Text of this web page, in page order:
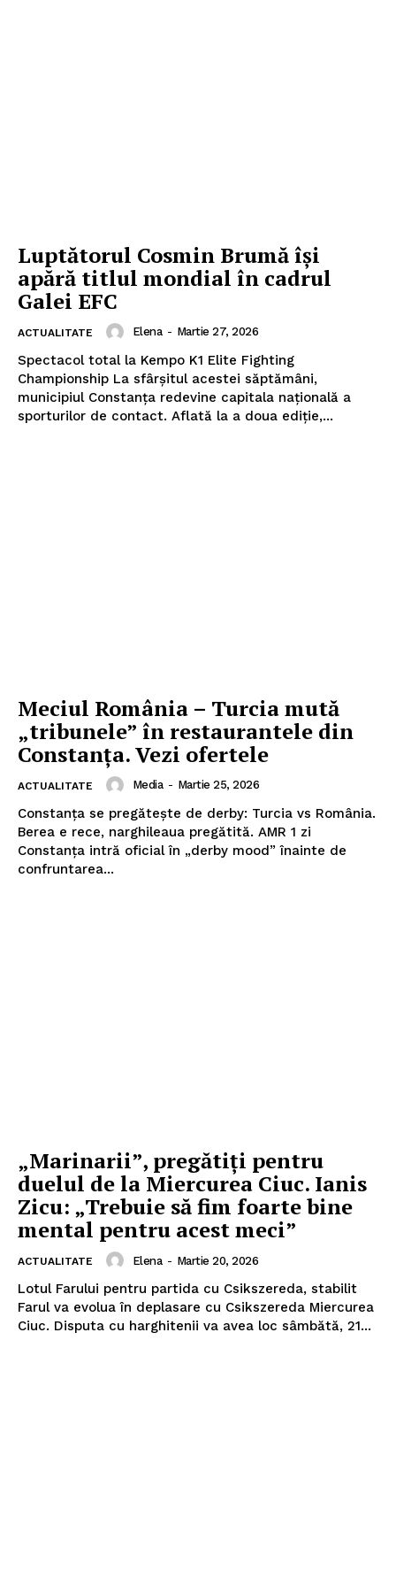
Luptătorul Cosmin Brumă își
apără titlul mondial în cadrul
Galei EFC
ACTUALITATE Elena - Martie 27, 2026
Spectacol total la Kempo K1 Elite Fighting
Championship La sfârșitul acestei săptămâni,
municipiul Constanța redevine capitala națională a
sporturilor de contact. Aflată la a doua ediție,...
Meciul România – Turcia mută
„tribunele” în restaurantele din
Constanța. Vezi ofertele
ACTUALITATE Media - Martie 25, 2026
Constanța se pregătește de derby: Turcia vs România.
Berea e rece, narghileaua pregătită. AMR 1 zi
Constanța intră oficial în „derby mood” înainte de
confruntarea...
„Marinarii”, pregătiți pentru
duelul de la Miercurea Ciuc. Ianis
Zicu: „Trebuie să fim foarte bine
mental pentru acest meci”
ACTUALITATE Elena - Martie 20, 2026
Lotul Farului pentru partida cu Csikszereda, stabilit
Farul va evolua în deplasare cu Csikszereda Miercurea
Ciuc. Disputa cu harghitenii va avea loc sâmbătă, 21...